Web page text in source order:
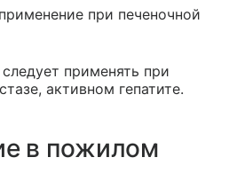
при печеночной
применять при
активном гепатите.
в пожилом